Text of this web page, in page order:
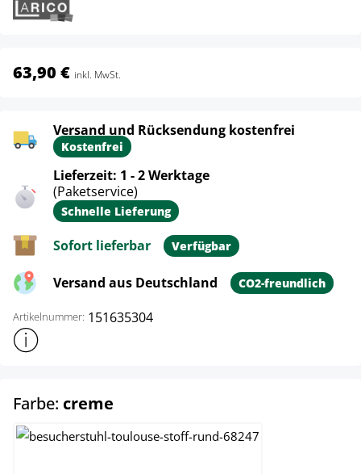
63,90 € inkl. MwSt.
Versand und Rücksendung kostenfrei
Kostenfrei
Lieferzeit: 1 - 2 Werktage
(Paketservice)
Schnelle Lieferung
Sofort lieferbar Verfügbar
Versand aus Deutschland CO2-freundlich
Artikelnummer: 151635304
Weitere Produktinformationen anzeigen
Farbe: creme